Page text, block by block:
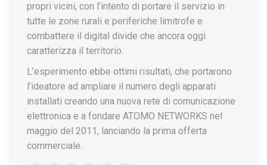
propri vicini, con l’intento di portare il servizio in
tutte le zone rurali e periferiche limitrofe e
combattere il digital divide che ancora oggi
caratterizza il territorio.
L’esperimento ebbe ottimi risultati, che portarono
l’ideatore ad ampliare il numero degli apparati
installati creando una nuova rete di comunicazione
elettronica e a fondare ATOMO NETWORKS nel
maggio del 2011, lanciando la prima offerta
commerciale.